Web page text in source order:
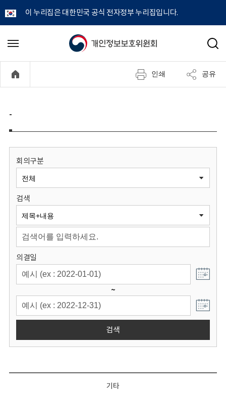
이 누리집은 대한민국 공식 전자정부 누리집입니다.
개
정
보
원
회
메
기
검
인쇄 공유
-
회의구분
검색
의결일
~
검색
기타